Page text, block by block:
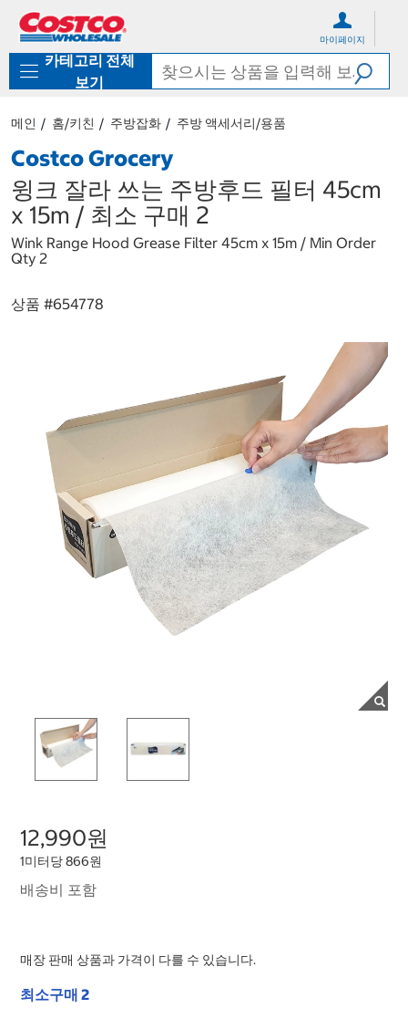
로
기
가
마이페이지
카테고리 전체
보기
메인 홈/키친 주방잡화 주방 액세서리/용품
Costco Grocery
윙크 잘라 쓰는 주방후드 필터 45cm
x 15m / 최소 구매 2
Wink Range Hood Grease Filter 45cm x 15m / Min Order
Qty 2
상품 #654778
12,990원
1미터당 866원
배송비 포함
매장 판매 상품과 가격이 다를 수 있습니다.
최소구매 2